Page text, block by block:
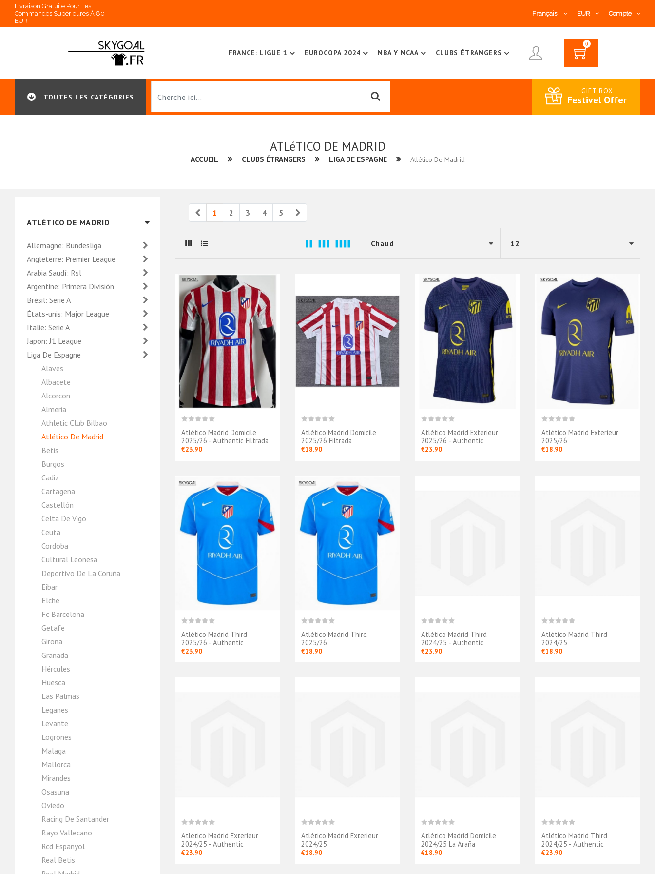
Livraison Gratuite Pour Les
Commandes Supérieures À 80
EUR
Français EUR Compte
FRANCE: LIGUE 1 EUROCOPA 2024 NBA Y NCAA CLUBS ÉTRANGERS
0
TOUTES LES CATÉGORIES
GIFT BOX
Festivel Offer
ATLéTICO DE MADRID
ACCUEIL CLUBS ÉTRANGERS LIGA DE ESPAGNE Atlético De Madrid
ATLÉTICO DE MADRID
Allemagne: Bundesliga
Angleterre: Premier League
Arabia Saudí: Rsl
Argentine: Primera División
Brésil: Serie A
États-unis: Major League
Italie: Serie A
Japon: J1 League
Liga De Espagne
Alaves
Albacete
Alcorcon
Almeria
Athletic Club Bilbao
Atlético De Madrid
Betis
Burgos
Cadiz
Cartagena
Castellón
Celta De Vigo
Ceuta
Cordoba
Cultural Leonesa
Deportivo De La Coruña
Eibar
Elche
Fc Barcelona
Getafe
Girona
Granada
Hércules
Huesca
Las Palmas
Leganes
Levante
Logroñes
Malaga
Mallorca
Mirandes
Osasuna
Oviedo
Racing De Santander
Rayo Vallecano
Rcd Espanyol
Real Betis
Previous
1 2 3 4 5 Next
Atlético Madrid Domicile
2025/26 - Authentic Filtrada
€23.90
Atlético Madrid Domicile
2025/26 Filtrada
€18.90
Atlético Madrid Exterieur
2025/26 - Authentic
€23.90
Atlético Madrid Exterieur
2025/26
€18.90
Atlético Madrid Third
2025/26 - Authentic
€23.90
Atlético Madrid Third
2025/26
€18.90
Atlético Madrid Third
2024/25 - Authentic
€23.90
Atlético Madrid Third
2024/25
€18.90
Atlético Madrid Exterieur
2024/25 - Authentic
€23.90
Atlético Madrid Exterieur
2024/25
€18.90
Atlético Madrid Domicile
2024/25 La Araña
€18.90
Atlético Madrid Third
2024/25 - Authentic
€23.90